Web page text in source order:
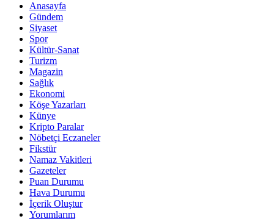
Anasayfa
Gündem
Siyaset
Spor
Kültür-Sanat
Turizm
Magazin
Sağlık
Ekonomi
Köşe Yazarları
Künye
Kripto Paralar
Nöbetçi Eczaneler
Fikstür
Namaz Vakitleri
Gazeteler
Puan Durumu
Hava Durumu
İçerik Oluştur
Yorumlarım